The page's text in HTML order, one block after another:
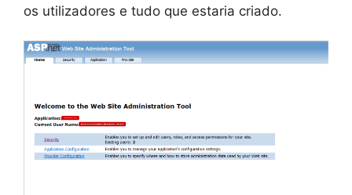
os utilizadores e tudo que estaria criado.